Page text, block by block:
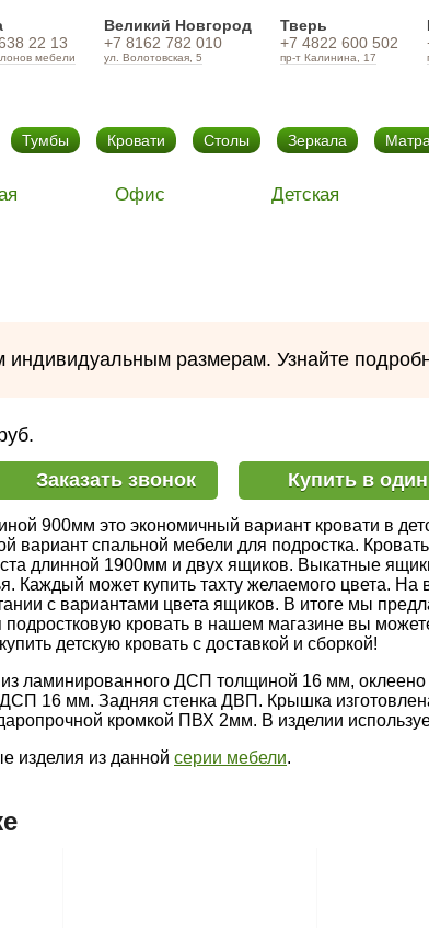
22 13
мебели
Великий Новгород
+7 8162 782 010
ул. Волотовская, 5
Тверь
+7 4822 600 502
пр-т Калинина, 17
Тумбы Кровати Столы Зеркала
Офис Детская
размерам. Узнайте
Заказать звонок Купить в
900мм это экономичный вариант кровати в
вариант спальной мебели для подростка.
длинной 1900мм и двух ящиков. Выкатные
Каждый может купить тахту желаемого цвета.
с вариантами цвета ящиков. В итоге мы
кровать в нашем магазине вы
детскую кровать с доставкой и сборкой!
из ламинированного ДСП толщиной 16 мм,
16 мм. Задняя стенка ДВП. Крышка
кромкой ПВХ 2мм. В изделии
изделия из данной серии мебели.